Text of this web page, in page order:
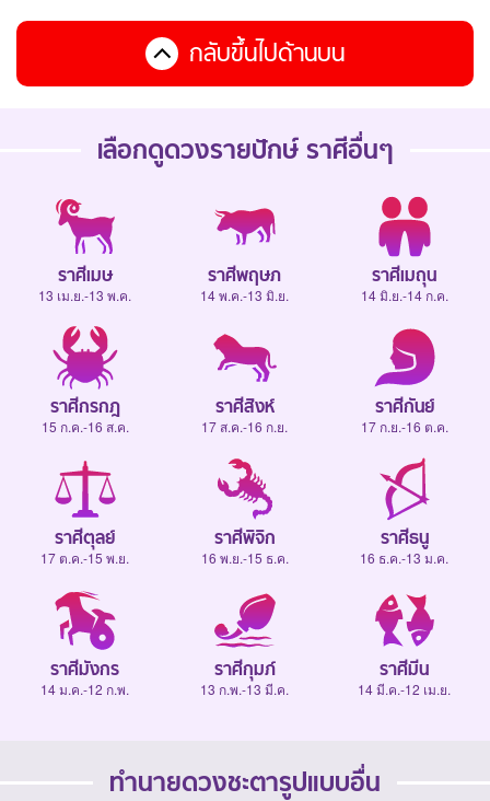
กลับขึ้นไปด้านบน
เลือกดูดวงรายปักษ์ราศีอื่นๆ
ราศีเมษ
13 เม.ย.-13 พ.ค.
ราศีพฤษภ
14 พ.ค.-13 มิ.ย.
ราศีเมถุน
14 มิ.ย.-14 ก.ค.
ราศีกรกฎ
15 ก.ค.-16 ส.ค.
ราศีสิงห์
17 ส.ค.-16 ก.ย.
ราศีกันย์
17 ก.ย.-16 ต.ค.
ราศีตุลย์
17 ต.ค.-15 พ.ย.
ราศีพิจิก
16 พ.ย.-15 ธ.ค.
ราศีธนู
16 ธ.ค.-13 ม.ค.
ราศีมังกร
14 ม.ค.-12 ก.พ.
ราศีกุมภ์
13 ก.พ.-13 มี.ค.
ราศีมีน
14 มี.ค.-12 เม.ย.
ทำนายดวงชะตารูปแบบอื่น